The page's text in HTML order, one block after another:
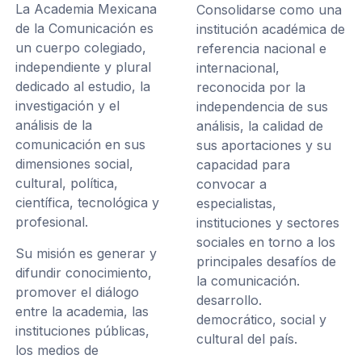
La Academia Mexicana
de la Comunicación es
un cuerpo colegiado,
independiente y plural
dedicado al estudio, la
investigación y el
análisis de la
comunicación en sus
dimensiones social,
cultural, política,
científica, tecnológica y
profesional.
Su misión es generar y
difundir conocimiento,
promover el diálogo
entre la academia, las
instituciones públicas,
los medios de
Consolidarse como una
institución académica de
referencia nacional e
internacional,
reconocida por la
independencia de sus
análisis, la calidad de
sus aportaciones y su
capacidad para
convocar a
especialistas,
instituciones y sectores
sociales en torno a los
principales desafíos de
la comunicación.
desarrollo.
democrático, social y
cultural del país.